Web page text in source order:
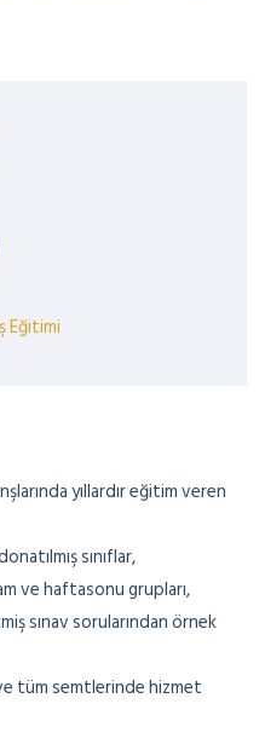
Eğitimi
yıllardır eğitim veren
sınıflar,
ve haftasonu grupları,
sınav sorularından örnek
tüm semtlerinde hizmet